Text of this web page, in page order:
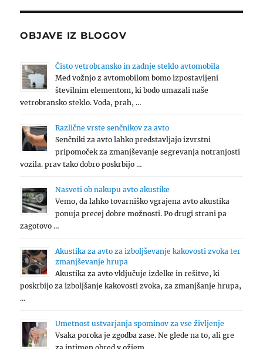
OBJAVE IZ BLOGOV
Čisto vetrobransko in zadnje steklo avtomobila
Med vožnjo z avtomobilom bomo izpostavljeni
številnim elementom, ki bodo umazali naše
vetrobransko steklo. Voda, prah, …
Različne vrste senčnikov za avto
Senčniki za avto lahko predstavljajo izvrstni
pripomoček za zmanjševanje segrevanja notranjosti
vozila. prav tako dobro poskrbijo …
Nasveti ob nakupu avto akustike
Vemo, da lahko tovarniško vgrajena avto akustika
ponuja precej dobre možnosti. Po drugi strani pa
zagotovo …
Akustika za avto za izboljševanje kakovosti zvoka ter
zmanjševanje hrupa
Akustika za avto vključuje izdelke in rešitve, ki
poskrbijo za izboljšanje kakovosti zvoka, za zmanjšanje hrupa,
…
Umetnost ustvarjanja spominov za vse življenje
Vsaka poroka je zgodba zase. Ne glede na to, ali gre